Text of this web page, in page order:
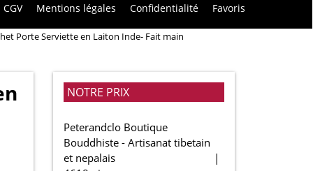
CGV Mentions légales Confidentialité Favoris
Porte Serviette en Laiton Inde- Fait main
NOTRE PRIX
Peterandclo Boutique
Bouddhiste - Artisanat tibetain
et nepalais